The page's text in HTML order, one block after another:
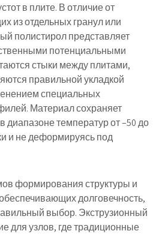
в плите. В отличие от
из отдельных гранул или
полистирол представляет
потенциальными
стыки между плитами,
правильной укладкой
специальных
Материал сохраняет
диапазоне температур от –50 до
и не деформируясь под
формирования структуры и
долговечность,
выбор. Экструзионный
для узлов, где традиционные